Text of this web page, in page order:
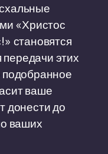
«Христос
становятся
этих
подобранное
ваше
донести до
ваших